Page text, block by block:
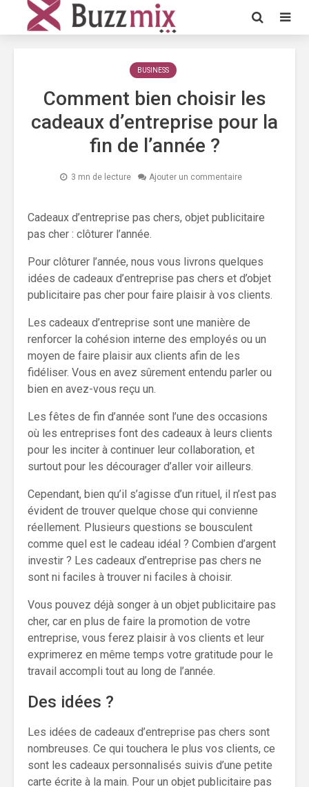
BUSINESS
Comment bien choisir les
cadeaux d’entreprise pour la
fin de l’année ?
3 mn de lecture Ajouter un commentaire
Cadeaux d’entreprise pas chers, objet publicitaire
pas cher : clôturer l’année.
Pour clôturer l’année, nous vous livrons quelques
idées de cadeaux d’entreprise pas chers et d’objet
publicitaire pas cher pour faire plaisir à vos clients.
Les cadeaux d’entreprise sont une manière de
renforcer la cohésion interne des employés ou un
moyen de faire plaisir aux clients afin de les
fidéliser. Vous en avez sûrement entendu parler ou
bien en avez-vous reçu un.
Les fêtes de fin d’année sont l’une des occasions
où les entreprises font des cadeaux à leurs clients
pour les inciter à continuer leur collaboration, et
surtout pour les décourager d’aller voir ailleurs.
Cependant, bien qu’il s’agisse d’un rituel, il n’est pas
évident de trouver quelque chose qui convienne
réellement. Plusieurs questions se bousculent
comme quel est le cadeau idéal ? Combien d’argent
investir ? Les cadeaux d’entreprise pas chers ne
sont ni faciles à trouver ni faciles à choisir.
Vous pouvez déjà songer à un objet publicitaire pas
cher, car en plus de faire la promotion de votre
entreprise, vous ferez plaisir à vos clients et leur
exprimerez en même temps votre gratitude pour le
travail accompli tout au long de l’année.
Des idées ?
Les idées de cadeaux d’entreprise pas chers sont
nombreuses. Ce qui touchera le plus vos clients, ce
sont les cadeaux personnalisés suivis d’une petite
carte écrite à la main. Pour un objet publicitaire pas